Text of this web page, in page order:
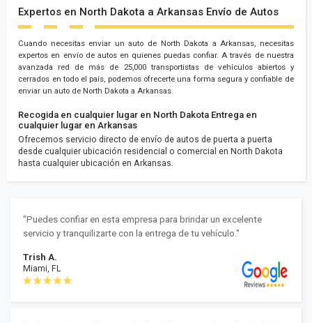
Expertos en North Dakota a Arkansas Envío de Autos
Cuando necesitas enviar un auto de North Dakota a Arkansas, necesitas
expertos en envío de autos en quienes puedas confiar. A través de nuestra
avanzada red de más de 25,000 transportistas de vehículos abiertos y
cerrados en todo el país, podemos ofrecerte una forma segura y confiable de
enviar un auto de North Dakota a Arkansas.
Recogida en cualquier lugar en North Dakota Entrega en
cualquier lugar en Arkansas
Ofrecemos servicio directo de envío de autos de puerta a puerta
desde cualquier ubicación residencial o comercial en North Dakota
hasta cualquier ubicación en Arkansas.
"Puedes confiar en esta empresa para brindar un excelente
servicio y tranquilizarte con la entrega de tu vehículo."
Trish A.
Miami, FL